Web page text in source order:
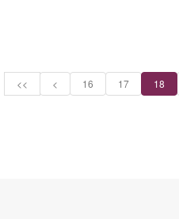
<< < 16 17 18